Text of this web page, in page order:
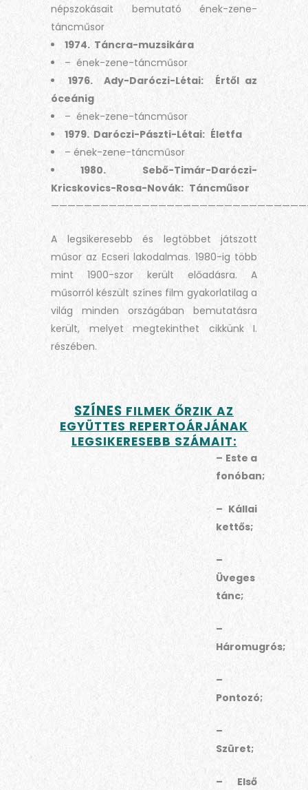
népszokásait bemutató ének-zene-
táncműsor
1974. Táncra-muzsikára
– ének-zene-táncműsor
1976. Ady-Daróczi-Létai:
Értől az
óceánig
– ének-zene-táncműsor
1979. Daróczi-Pászti-Létai: Életfa
– ének-zene-táncműsor
1980. Sebő-Timár-Daróczi-
Kricskovics-Rosa-Novák: Táncműsor
A legsikeresebb és legtöbbet játszott
műsor az Ecseri lakodalmas. 1980-ig több
mint 1900-szor került előadásra. A
műsorról készült színes film gyakorlatilag a
világ minden országában bemutatásra
került, melyet megtekinthet cikkünk I.
részében.
SZÍNES FILMEK ŐRZIK AZ
EGYÜTTES REPERTOÁRJÁNAK
LEGSIKERESEBB SZÁMAIT:
– Este a
fonóban;
– Kállai
kettős;
–
Üveges
tánc;
–
Háromugrós;
–
Pontozó;
–
Szüret;
– Első